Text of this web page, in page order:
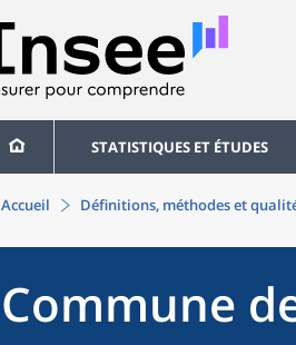
STATISTIQUES ET ÉTUDES
Accueil Définitions, méthodes et
Commune